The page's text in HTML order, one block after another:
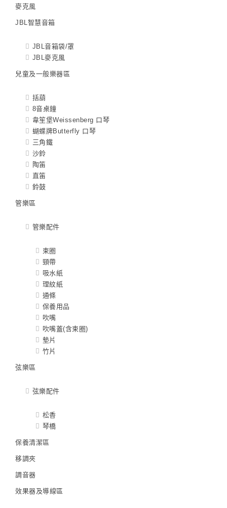
麥克風
JBL智慧音箱
JBL音箱袋/罩
JBL麥克風
兒童及一般樂器區
括葫
8音桌鐘
韋笙堡Weissenberg 口琴
蝴蝶牌Butterfly 口琴
三角鐵
沙鈴
陶笛
直笛
鈴鼓
管樂區
管樂配件
束圈
頸帶
吸水紙
理紋紙
通條
保養用品
吹嘴
吹嘴蓋(含束圈)
墊片
竹片
弦樂區
弦樂配件
松香
琴橋
保養清潔區
移調夾
調音器
效果器及導線區